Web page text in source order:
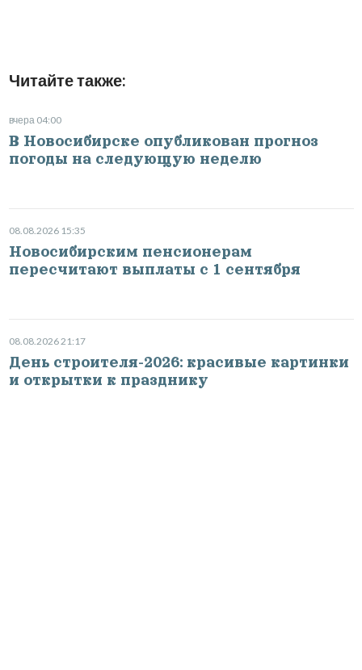
Читайте также:
вчера 04:00
В Новосибирске опубликован прогноз
погоды на следующую неделю
08.08.2026 15:35
Новосибирским пенсионерам
пересчитают выплаты с 1 сентября
08.08.2026 21:17
День строителя-2026: красивые картинки
и открытки к празднику